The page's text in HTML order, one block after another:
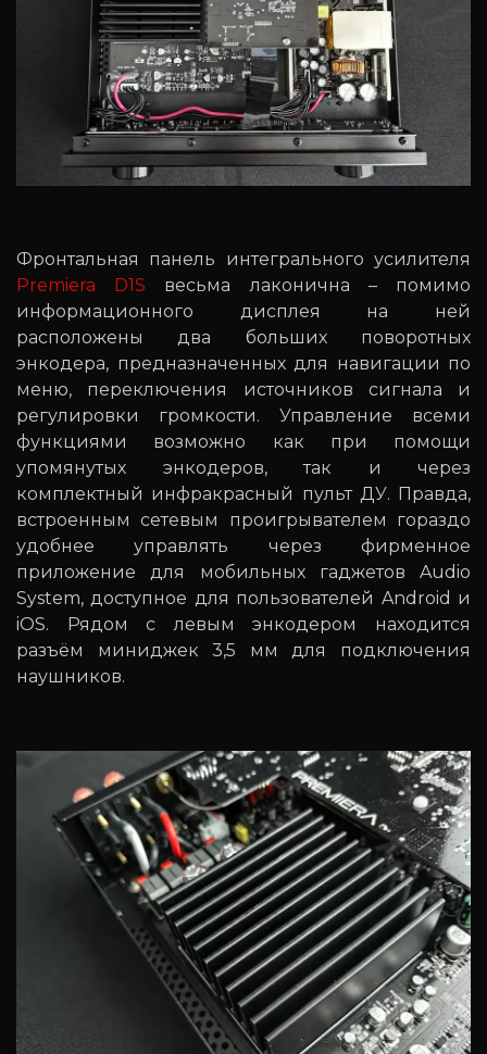
Фронтальная панель интегрального усилителя
Premiera D1S весьма лаконична – помимо
информационного дисплея на ней
расположены два больших поворотных
энкодера, предназначенных для навигации по
меню, переключения источников сигнала и
регулировки громкости. Управление всеми
функциями возможно как при помощи
упомянутых энкодеров, так и через
комплектный инфракрасный пульт ДУ. Правда,
встроенным сетевым проигрывателем гораздо
удобнее управлять через фирменное
приложение для мобильных гаджетов Audio
System, доступное для пользователей Android и
iOS. Рядом с левым энкодером находится
разъём миниджек 3,5 мм для подключения
наушников.